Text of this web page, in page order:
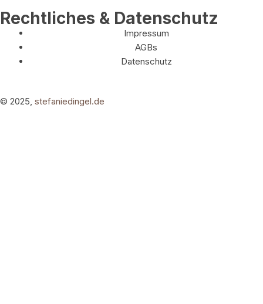
Rechtliches & Datenschutz
Impressum
AGBs
Datenschutz
© 2025, stefaniedingel.de